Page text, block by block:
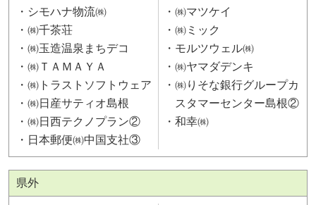
シモハナ物流㈱
㈱千茶荘
㈱玉造温泉まちデコ
㈱ＴＡＭＡＹＡ
㈱トラストソフトウェア
㈱日産サティオ島根
㈱日西テクノプラン②
日本郵便㈱中国支社③
㈱マツケイ
㈱ミック
モルツウェル㈱
㈱ヤマダデンキ
㈱りそな銀行グループカ
スタマーセンター島根②
和幸㈱
県外